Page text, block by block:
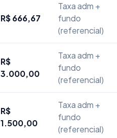
R$ 666,67
Taxa adm +
fundo
(referencial)
R$
3.000,00
Taxa adm +
fundo
(referencial)
R$
1.500,00
Taxa adm +
fundo
(referencial)